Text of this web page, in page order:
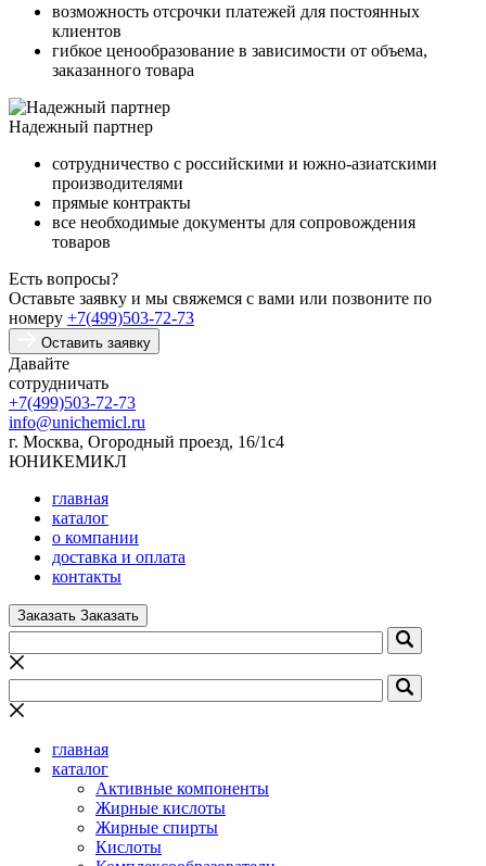
возможность отсрочки платежей для постоянных
клиентов
гибкое ценообразование в зависимости от объема,
заказанного товара
Надежный партнер
сотрудничество с российскими и южно-азиатскими
производителями
прямые контракты
все необходимые документы для сопровождения
товаров
Есть вопросы?
Оставьте заявку и мы свяжемся с вами или позвоните по
номеру +7(499)503-72-73
Оставить заявку
Давайте
сотрудничать
+7(499)503-72-73
info@unichemicl.ru
г. Москва, Огородный проезд, 16/1с4
ЮНИКЕМИКЛ
главная
каталог
о компании
доставка и оплата
контакты
Заказать Заказать
главная
каталог
Активные компоненты
Жирные кислоты
Жирные спирты
Кислоты